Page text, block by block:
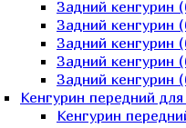
Задний кенгурин
Задний кенгурин
Задний кенгурин
Задний кенгурин
Задний кенгурин
Кенгурин передний
Кенгурин